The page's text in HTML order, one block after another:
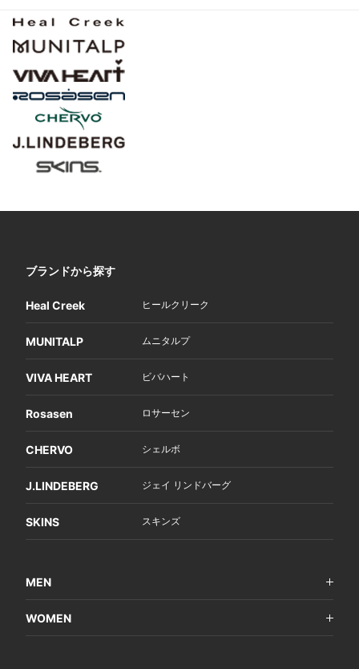
ブランドから探す
Heal Creek ヒールクリーク
MUNITALP ムニタルプ
VIVA HEART ビバハート
Rosasen ロサーセン
CHERVO シェルボ
J.LINDEBERG ジェイ リンドバーグ
SKINS スキンズ
MEN
WOMEN